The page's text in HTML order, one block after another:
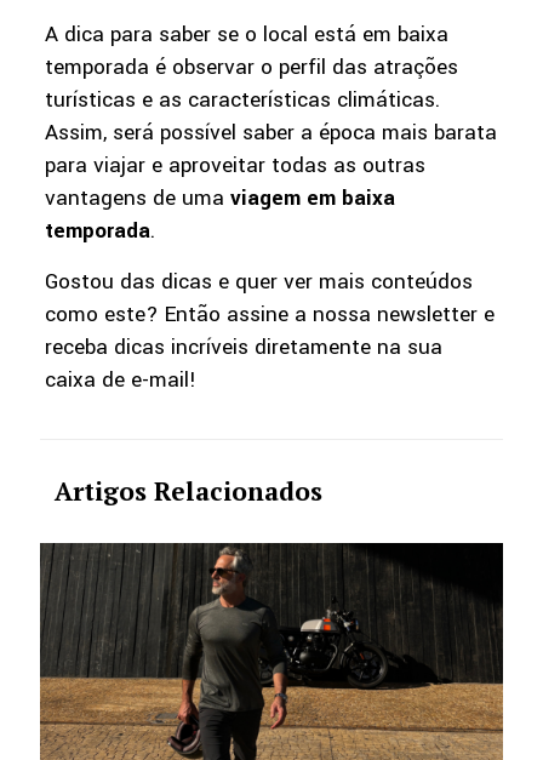
A dica para saber se o local está em baixa
temporada é observar o perfil das atrações
turísticas e as características climáticas.
Assim, será possível saber a época mais barata
para viajar e aproveitar todas as outras
vantagens de uma viagem em baixa
temporada.
Gostou das dicas e quer ver mais conteúdos
como este? Então assine a nossa newsletter e
receba dicas incríveis diretamente na sua
caixa de e-mail!
Artigos Relacionados